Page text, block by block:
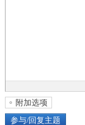
附加选项
参与/回复主题